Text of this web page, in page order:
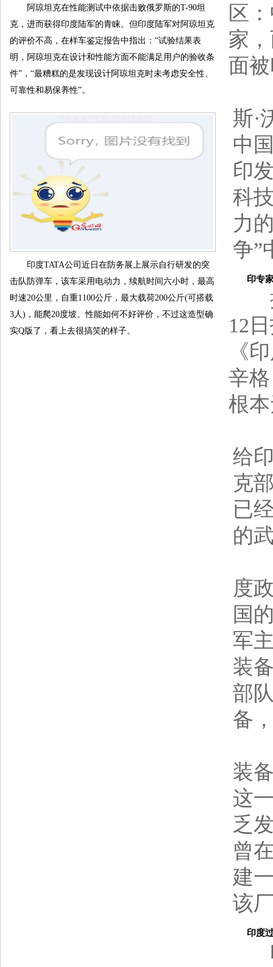
阿琼坦克在性能测试中依据击败俄罗斯的T-90坦
克，进而获得印度陆军的青睐。但印度陆军对阿琼坦克
的评价不高，在样车鉴定报告中指出：“试验结果表
明，阿琼坦克在设计和性能方面不能满足用户的验收条
件”，“最糟糕的是发现设计阿琼坦克时未考虑安全性、
可靠性和易保养性”。
印度TATA公司近日在防务展上展示自行研发的突
击队防弹车，该车采用电动力，续航时间六小时，最高
时速20公里，自重1100公斤，最大载荷200公斤(可搭载
3人)，能爬20度坡。性能如何不好评价，不过这造型确
实Q版了，看上去很搞笑的样子。
区
家
面
斯·
中
印
科
力
争”
印专家
12
《
辛
根
给
克
已
的
度
国
军
装
部
备
装
这
乏
曾
建
该
印度过
印